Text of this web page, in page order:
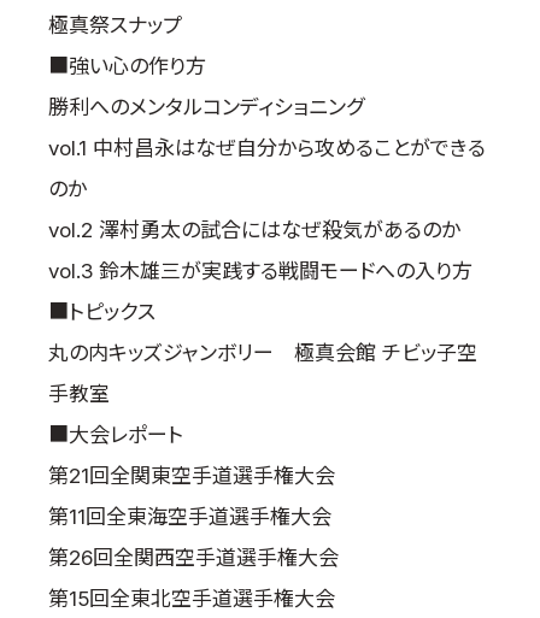
極真祭スナップ
■強い心の作り方
勝利へのメンタルコンディショニング
vol.1 中村昌永はなぜ自分から攻めることができる
のか
vol.2 澤村勇太の試合にはなぜ殺気があるのか
vol.3 鈴木雄三が実践する戦闘モードへの入り方
■トピックス
丸の内キッズジャンボリー 極真会館 チビッ子空
手教室
■大会レポート
第21回全関東空手道選手権大会
第11回全東海空手道選手権大会
第26回全関西空手道選手権大会
第15回全東北空手道選手権大会